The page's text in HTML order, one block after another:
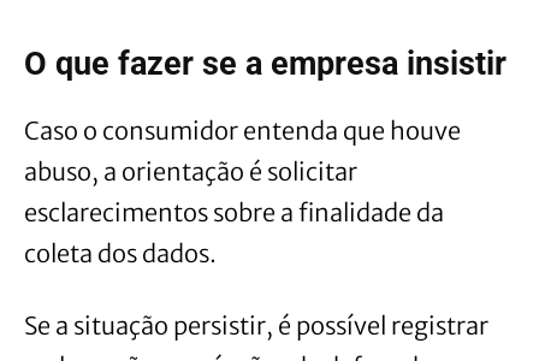
O que fazer se a empresa insistir
Caso o consumidor entenda que houve
abuso, a orientação é solicitar
esclarecimentos sobre a finalidade da
coleta dos dados.
Se a situação persistir, é possível registrar